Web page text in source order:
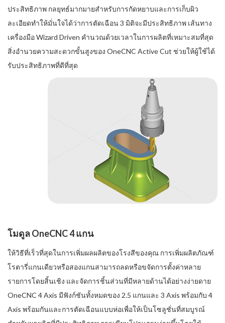
ประสิทธิภาพ กลยุทธ์มากมายสำหรับการกัดหยาบและการเก็บผิว
ละเอียดทำให้มั่นใจได้ว่าการตัดเฉือน 3 มิติจะมีประสิทธิภาพ เส้นทาง
เครื่องมือ Wizard Driven คำนวณด้วยเวลาในการผลิตที่เหมาะสมที่สุด
สิ่งอำนวยความสะดวกขั้นสูงของ OneCNC Active Cut ช่วยให้ผู้ใช้ได้
รับประสิทธิภาพที่ดีที่สุด
โมดูล OneCNC 4 แกน
ให้วิธีที่เร็วที่สุดในการเพิ่มผลผลิตของโรงสีของคุณ การเพิ่มผลิตภัณฑ์
โรตารี่แกนเดียวหรือสองแกนสามารถลดหรือขจัดการตั้งค่าหลาย
รายการโดยสิ้นเชิง และจัดการชิ้นส่วนที่มีหลายด้านได้อย่างง่ายดาย
OneCNC 4 Axis มีฟังก์ชันทั้งหมดของ 2.5 แกนและ 3 Axis พร้อมกับ 4
Axis พร้อมกันและการตัดเฉือนแบบห่อเพื่อให้เป็นโซลูชั่นที่สมบูรณ์